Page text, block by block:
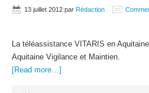
13 juillet 2012 par Rédaction
La téléassistance VITARIS en
Aquitaine Vigilance et Maintien.
[Read more…]